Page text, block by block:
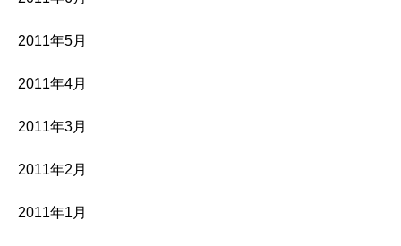
2011年5月
2011年4月
2011年3月
2011年2月
2011年1月